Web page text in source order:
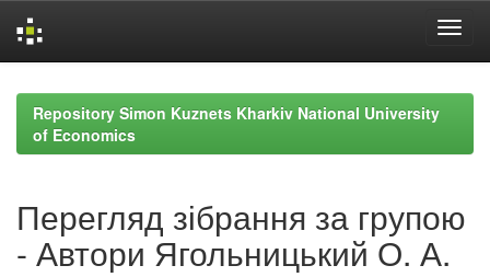
navigationRepository Simon Kuznets Kharkiv National University
of Economics
Перегляд зібрання за групою
- Автори Ягольницький О. А.